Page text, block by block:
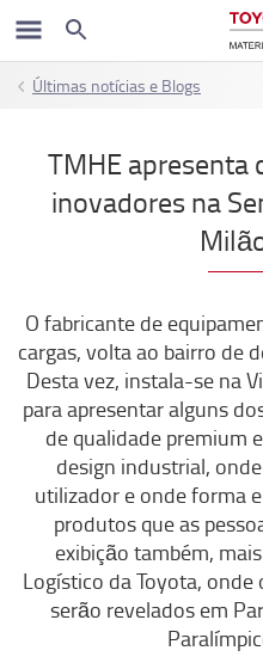
Últimas notícias e Blogs
TMHE apresenta
inovadores na
O fabricante de
cargas, volta ao bairro de
Desta vez, instala-se na
para apresentar alguns
de qualidade premium
design industrial,
utilizador e onde forma
produtos que as
exibição também,
Logístico da Toyota,
serão revelados em